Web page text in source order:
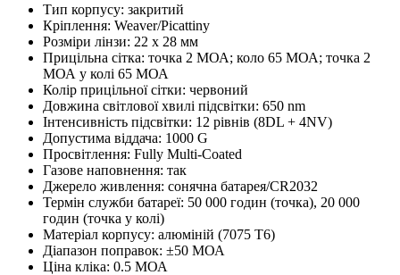
Тип корпусу: закритий
Кріплення: Weaver/Picattiny
Розміри лінзи: 22 x 28 мм
Прицільна сітка: точка 2 МОА; коло 65 МОА; точка 2
МОА у колі 65 МОА
Колір прицільної сітки: червоний
Довжина світлової хвилі підсвітки: 650 nm
Інтенсивність підсвітки: 12 рівнів (8DL + 4NV)
Допустима віддача: 1000 G
Просвітлення: Fully Multi-Coated
Газове наповнення: так
Джерело живлення: сонячна батарея/CR2032
Термін служби батареї: 50 000 годин (точка), 20 000
годин (точка у колі)
Матеріал корпусу: алюміній (7075 T6)
Діапазон поправок: ±50 МОА
Ціна кліка: 0.5 МОА